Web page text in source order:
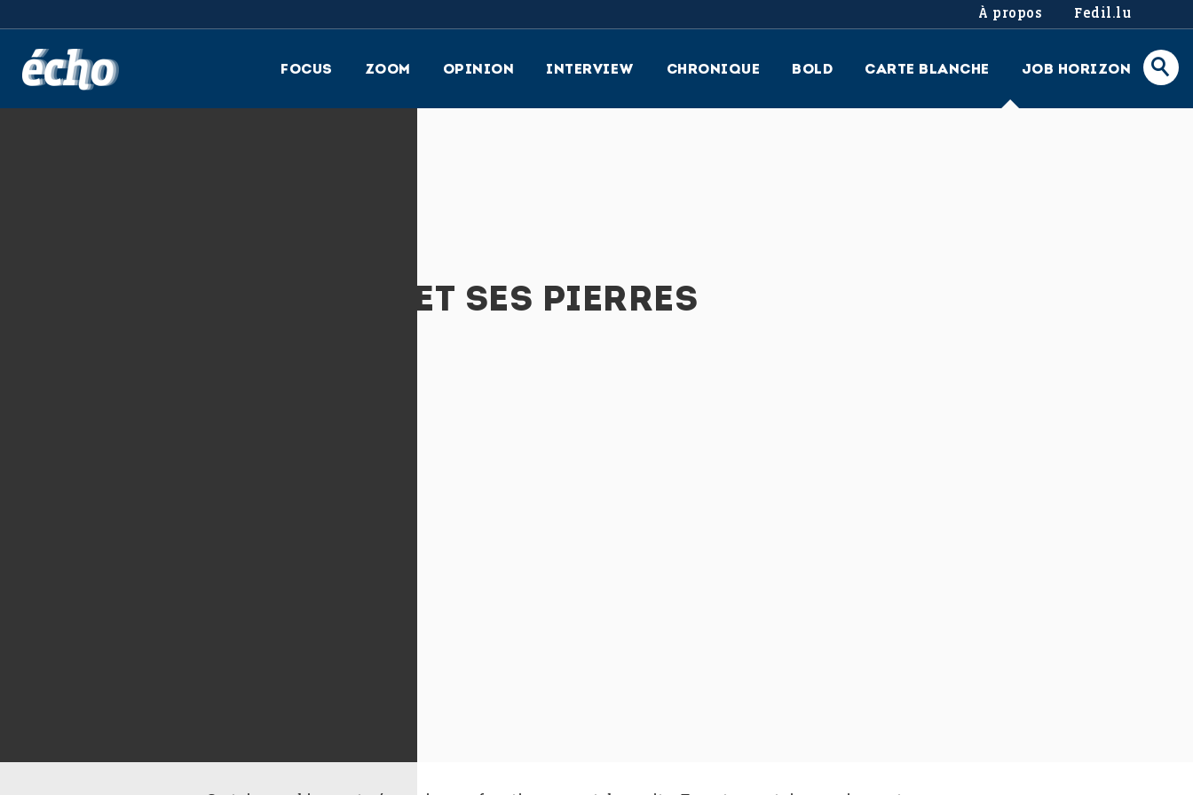
À propos Fedil.lu
FOCUS ZOOM OPINION INTERVIEW CHRONIQUE BOLD CARTE BLANCHE JOB HORIZON
CARRIÈRES FEIDT ET SES PIERRES